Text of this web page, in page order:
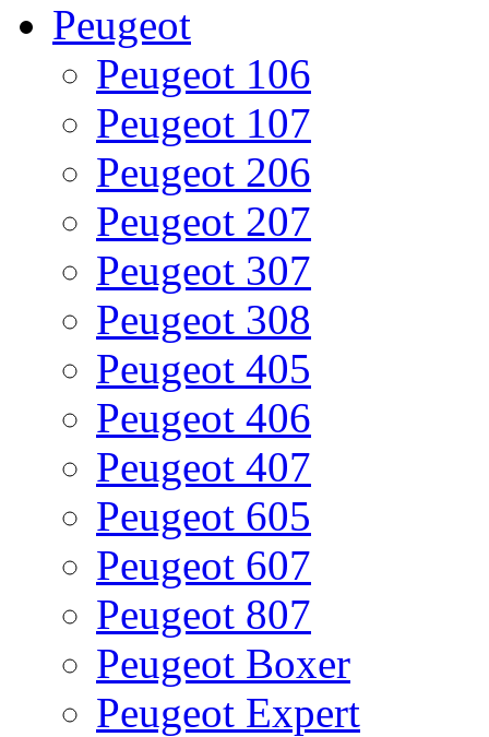
Peugeot
Peugeot 106
Peugeot 107
Peugeot 206
Peugeot 207
Peugeot 307
Peugeot 308
Peugeot 405
Peugeot 406
Peugeot 407
Peugeot 605
Peugeot 607
Peugeot 807
Peugeot Boxer
Peugeot Expert